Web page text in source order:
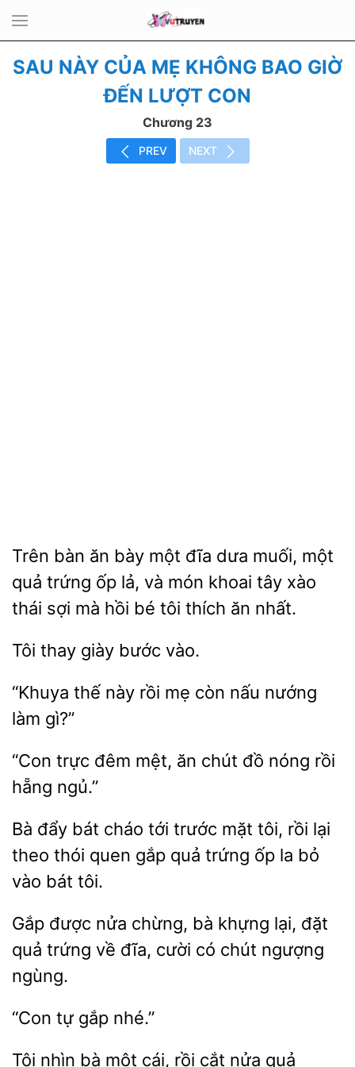
SAU NÀY CỦA MẸ KHÔNG BAO GIỜ
ĐẾN LƯỢT CON
Chương 23
PREV NEXT
Trên bàn ăn bày một đĩa dưa muối, một
trứng ốp lả, và món khoai tây
thái sợi mà hồi bé tôi
ăn nhất.
Tôi thay
“Khuya thế này
còn nấu nướng
gì?”
“Con trực mệt, ăn chút
nóng rồi
hẵng
Bà đẩy bát cháo tới
mặt tôi, rồi lại
theo thói
quả trứng ốp la bỏ
vào bát tôi.
được nửa chừng, bà khựng lại,
quả trứng về đĩa,
có chút ngượng
ngùng.
tự
Tôi nhìn bà một cái, rồi
nửa quả